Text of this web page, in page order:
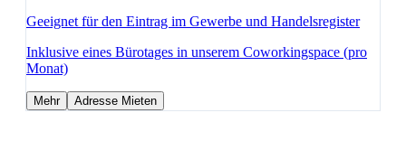
Geeignet für den Eintrag im Gewerbe und Handelsregister
Inklusive eines Bürotages in unserem Coworkingspace (pro
Monat)
Mehr Adresse Mieten